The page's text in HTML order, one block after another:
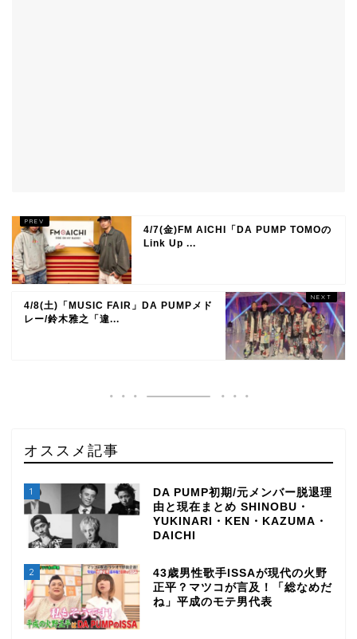
4/7(金)FM AICHI「DA PUMP TOMOの
Link Up ...
4/8(土)「MUSIC FAIR」DA PUMPメド
レー/鈴木雅之「違...
オススメ記事
1
DA PUMP初期/元メンバー脱退理
由と現在まとめ SHINOBU・
YUKINARI・KEN・KAZUMA・
DAICHI
2
43歳男性歌手ISSAが現代の火野
正平？マツコが言及！「総なめだ
ね」平成のモテ男代表